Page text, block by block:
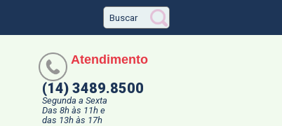
Atendimento
(14) 3489.8500
Segunda a Sexta
Das 8h às 11h e
das 13h às 17h